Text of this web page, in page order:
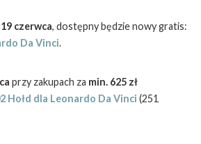
czerwca, dostępny będzie nowy gratis:
Da Vinci.
przy zakupach za min. 625 zł
Hołd dla Leonardo Da Vinci (251